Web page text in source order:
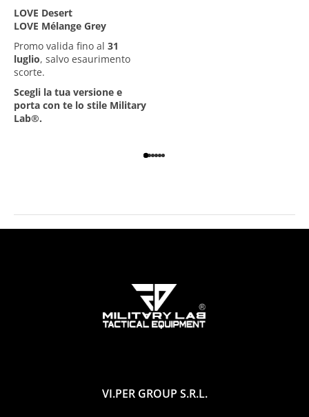
LOVE Desert
LOVE Mélange Grey
Promo valida fino al 31
luglio, salvo esaurimento
scorte.
Scegli la tua versione e
porta con te lo stile Military
Lab®.
VI.PER GROUP S.R.L.